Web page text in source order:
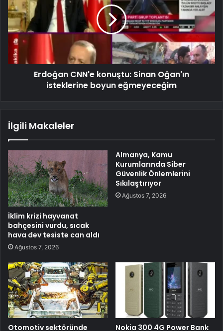
Erdoğan CNN'e konuştu: Sinan Oğan'ın
isteklerine boyun eğmeyeceğim
İlgili Makaleler
İklim krizi hayvanat
bahçesini vurdu, sıcak
hava dev tesiste can aldı
Ağustos 7, 2026
Almanya, Kamu
Kurumlarında Siber
Güvenlik Önlemlerini
Sıkılaştırıyor
Ağustos 7, 2026
Otomotiv sektöründe Nokia 300 4G Power Bank